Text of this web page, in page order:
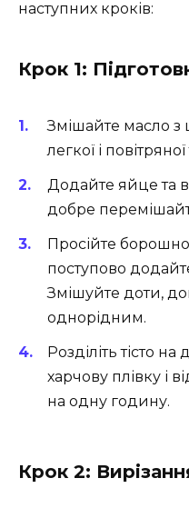
наступних кроків:
Крок 1:
Змішайте масло
легкої і
Додайте яйце та
добре
Просійте борошно
поступово
Змішуйте доти,
однорідним.
Розділіть тісто
харчову плівку і
на одну годину.
Крок 2: